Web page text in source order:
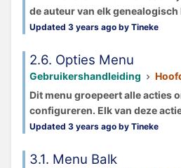
de auteur van elk genealogisch
Updated 3 years ago by Tineke
2.6. Opties Menu
Gebruikershandleiding
Dit menu groepeert alle acties
configureren. Elk van deze
Updated 3 years ago by Tineke
3.1. Menu Balk